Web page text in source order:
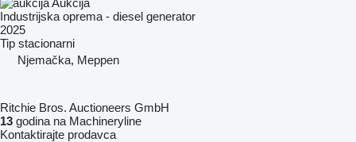
Industrijska oprema - diesel generator
2025
Tip stacionarni
Njemačka, Meppen
Ritchie Bros. Auctioneers GmbH
13 godina na Machineryline
Kontaktirajte prodavca